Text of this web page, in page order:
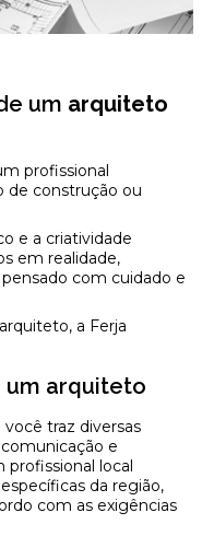
um arquiteto
profissional
de construção ou
e a criatividade
em realidade,
com cuidado e
a Ferja
um arquiteto
traz diversas
e
local
da região,
com as exigências